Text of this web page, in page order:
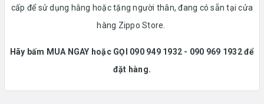
cấp để sử dụng hằng hoặc tặng người thân, đang có sẵn tại cửa
hàng Zippo Store.
Hãy bấm MUA NGAY hoặc GỌI 090 949 1932 - 090 969 1932 để
đặt hàng.